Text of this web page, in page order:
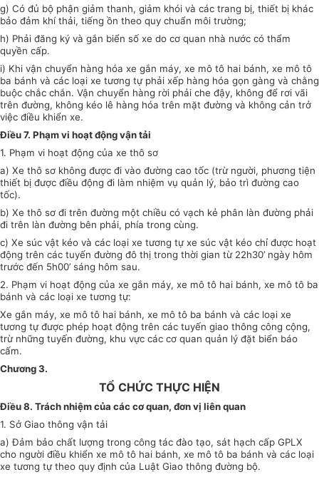
g) Có đủ bộ phận giảm thanh, giảm khói và các trang bị, thiết bị khác
bảo đảm khí thải, tiếng ồn theo quy chuẩn môi trường;
h) Phải đăng ký và gắn biển số xe do cơ quan nhà nước có thẩm
quyền cấp.
i) Khi vận chuyển hàng hóa xe gắn máy, xe mô tô hai bánh, xe mô tô
ba bánh và các loại xe tương tự phải xếp hàng hóa gọn gàng và chằng
buộc chắc chắn. Vận chuyển hàng rời phải che đậy, không để rơi vãi
trên đường, không kéo lê hàng hóa trên mặt đường và không cản trở
việc điều khiển xe.
Điều 7. Phạm vi hoạt động vận tải
1. Phạm vi hoạt động của xe thô sơ
a) Xe thô sơ không được đi vào đường cao tốc (trừ người, phương tiện
thiết bị được điều động đi làm nhiệm vụ quản lý, bảo trì đường cao
tốc).
b) Xe thô sơ đi trên đường một chiều có vạch kẻ phân làn đường phải
đi trên làn đường bên phải, phía trong cùng.
c) Xe súc vật kéo và các loại xe tương tự xe súc vật kéo chỉ được hoạt
động trên các tuyến đường đô thị trong thời gian từ 22h30’ ngày hôm
trước đến 5h00’ sáng hôm sau.
2. Phạm vi hoạt động của xe gắn máy, xe mô tô hai bánh, xe mô tô ba
bánh và các loại xe tương tự:
Xe gắn máy, xe mô tô hai bánh, xe mô tô ba bánh và các loại xe
tương tự được phép hoạt động trên các tuyến giao thông công cộng,
trừ những tuyến đường, khu vực các cơ quan quản lý đặt biển báo
cấm.
Chương 3.
TỔ CHỨC THỰC HIỆN
Điều 8. Trách nhiệm của các cơ quan, đơn vị liên quan
1. Sở Giao thông vận tải
a) Đảm bảo chất lượng trong công tác đào tạo, sát hạch cấp GPLX
cho người điều khiển xe mô tô hai bánh, xe mô tô ba bánh và các loại
xe tương tự theo quy định của Luật Giao thông đường bộ.